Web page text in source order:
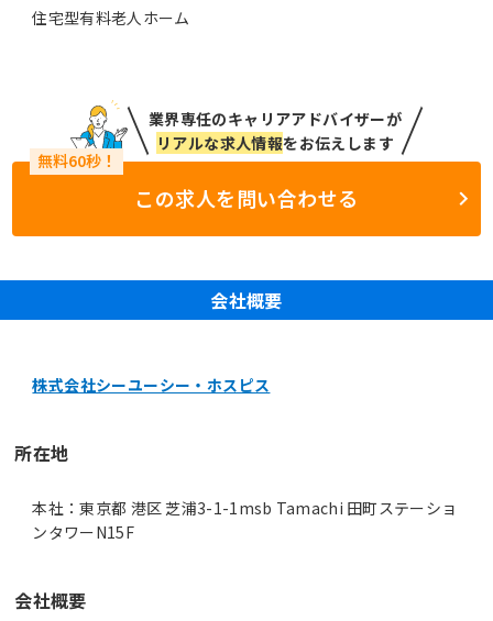
住宅型有料老人ホーム
業界専任のキャリアアドバイザーが
リアルな求人情報をお伝えします
この求人を問い合わせる
会社概要
株式会社シーユーシー・ホスピス
所在地
本社：東京都 港区 芝浦3-1-1msb Tamachi 田町ステーショ
ンタワーN15F
会社概要